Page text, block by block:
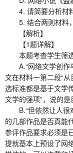
4. 请简要分析材料
5. 结合两则材料，
【解析】
【1题详解】
本题考查学生筛选
A.“网络文学创作
文在材料一第二段“
选标准都是基于文
文学的强项”，说的是
B.“但依然让人很
的几部作品是否真能
参评作品要求必须是
提就基本上预设了网